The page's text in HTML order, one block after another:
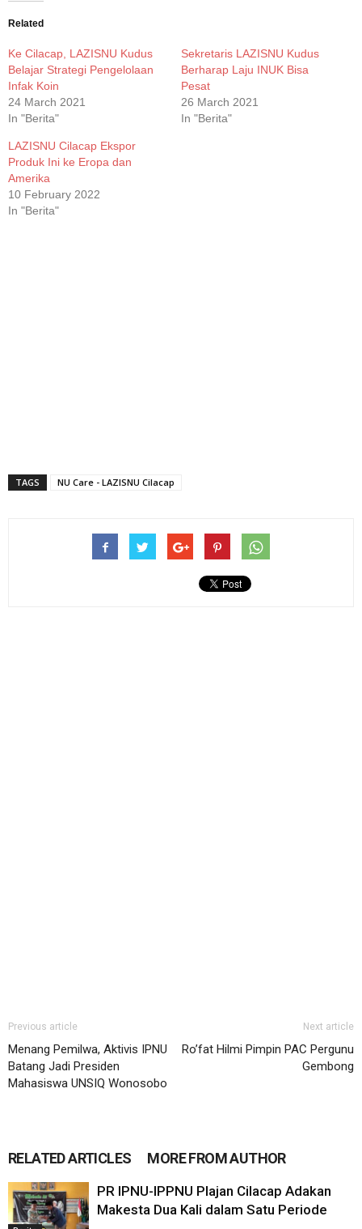
(Opens
new
Related
Ke Cilacap, LAZISNU Kudus
Belajar Strategi Pengelolaan
Infak Koin
24 March 2021
In "Berita"
Sekretaris LAZISNU Kudus
Berharap Laju INUK Bisa
Pesat
26 March 2021
In "Berita"
LAZISNU Cilacap Ekspor
Produk Ini ke Eropa dan
Amerika
10 February 2022
In "Berita"
TAGS NU Care - LAZISNU Cilacap
Previous article
Menang Pemilwa, Aktivis IPNU
Batang Jadi Presiden
Mahasiswa UNSIQ Wonosobo
Next article
Ro’fat Hilmi Pimpin PAC Pergunu
Gembong
RELATED ARTICLES MORE FROM AUTHOR
PR IPNU-IPPNU Plajan Cilacap Adakan
Makesta Dua Kali dalam Satu Periode